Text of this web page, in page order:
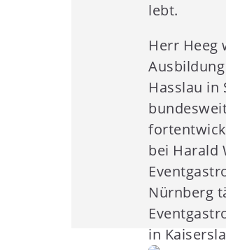
lebt.
Herr Heeg
Hasslau in
bei Harald
Nürnberg
in